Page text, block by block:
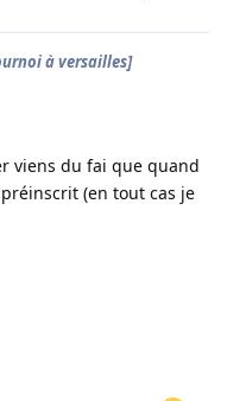
à versailles]
viens du fai que quand
(en tout cas je